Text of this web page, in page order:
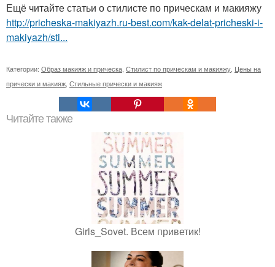
Ещё читайте статьи о стилисте по прическам и макияжу
http://pricheska-makiyazh.ru-best.com/kak-delat-pricheski-i-
makiyazh/sti...
Категории: Образ макияж и прическа, Стилист по прическам и макияжу, Цены на
прически и макияж, Стильные прически и макияж
Читайте также
Girls_Sovet. Всем приветик!